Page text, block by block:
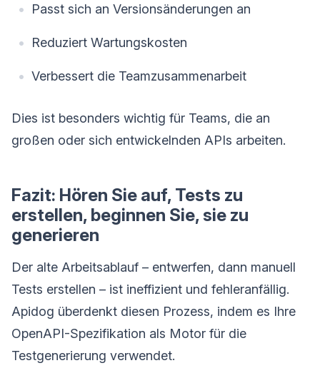
Passt sich an Versionsänderungen an
Reduziert Wartungskosten
Verbessert die Teamzusammenarbeit
Dies ist besonders wichtig für Teams, die an
großen oder sich entwickelnden APIs arbeiten.
Fazit: Hören Sie auf, Tests zu
erstellen, beginnen Sie, sie zu
generieren
Der alte Arbeitsablauf – entwerfen, dann manuell
Tests erstellen – ist ineffizient und fehleranfällig.
Apidog überdenkt diesen Prozess, indem es Ihre
OpenAPI-Spezifikation als Motor für die
Testgenerierung verwendet.